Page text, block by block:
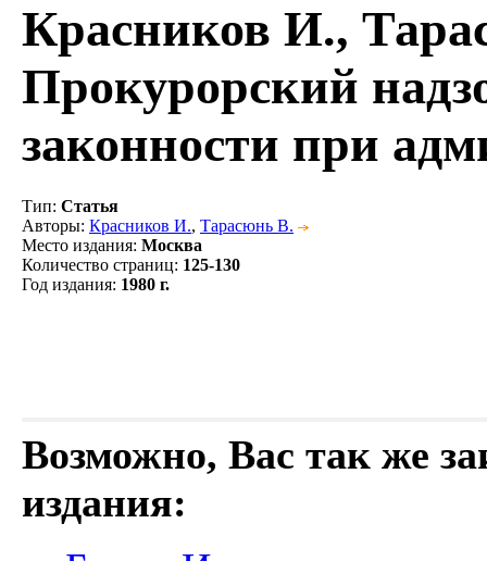
Красников И.,
Прокурорский
законности при
Тип: Статья
Авторы: Красников И., Тарасюнь В.
Место издания: Москва
Количество страниц: 125-130
Год издания: 1980 г.
Возможно, Вас так же
издания: